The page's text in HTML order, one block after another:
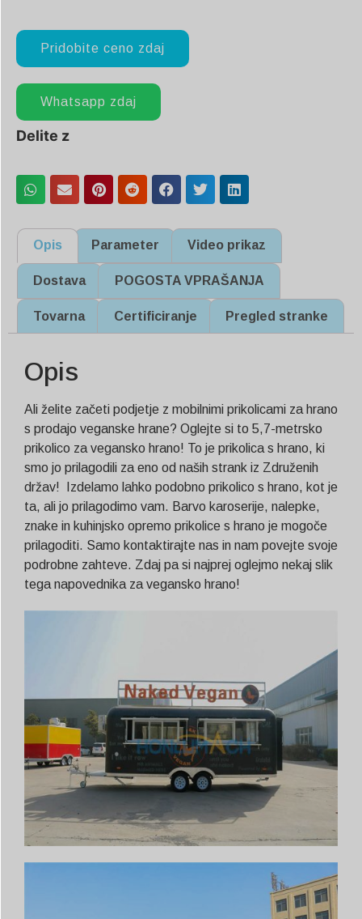
Pridobite ceno zdaj
Whatsapp zdaj
Delite z
Opis Parameter Video prikaz
Dostava POGOSTA VPRAŠANJA
Tovarna Certificiranje Pregled stranke
Opis
Ali želite začeti podjetje z mobilnimi prikolicami za hrano
s prodajo veganske hrane? Oglejte si to 5,7-metrsko
prikolico za vegansko hrano! To je prikolica s hrano, ki
smo jo prilagodili za eno od naših strank iz Združenih
držav! Izdelamo lahko podobno prikolico s hrano, kot je
ta, ali jo prilagodimo vam. Barvo karoserije, nalepke,
znake in kuhinjsko opremo prikolice s hrano je mogoče
prilagoditi. Samo kontaktirajte nas in nam povejte svoje
podrobne zahteve. Zdaj pa si najprej oglejmo nekaj slik
tega napovednika za vegansko hrano!